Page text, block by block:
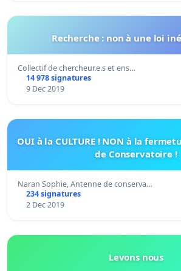
Recherche : non à une loi
Collectif de chercheur.e.s et ens…
14 978 signatures
9 Dec 2019
OUI à la CULTURE ! NON à la
de Conservatoire !
Naran Sophie, Antenne de conserva…
234 signatures
2 Dec 2019
Levons nous